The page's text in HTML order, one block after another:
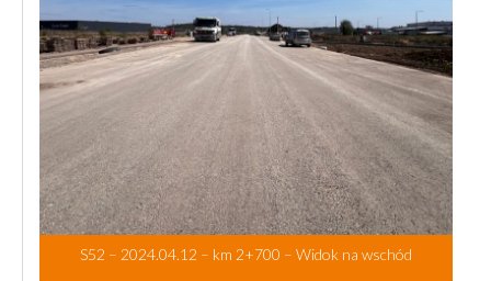
S52 – 2024.04.12 – km 2+700 – Widok na wschód